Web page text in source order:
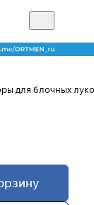
для блочных